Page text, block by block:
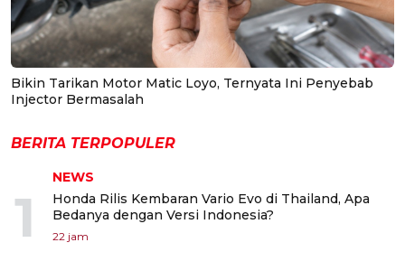
Bikin Tarikan Motor Matic Loyo, Ternyata Ini Penyebab
Injector Bermasalah
BERITA TERPOPULER
1
NEWS
Honda Rilis Kembaran Vario Evo di Thailand, Apa
Bedanya dengan Versi Indonesia?
22 jam